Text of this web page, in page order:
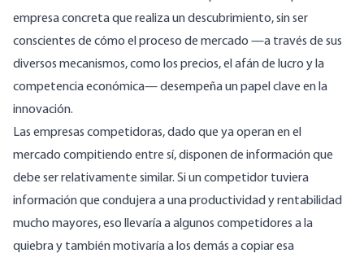
empresa concreta que realiza un descubrimiento, sin ser
conscientes de cómo el proceso de mercado —a través de sus
diversos mecanismos, como los precios, el afán de lucro y la
competencia económica— desempeña un papel clave en la
innovación.
Las empresas competidoras, dado que ya operan en el
mercado compitiendo entre sí, disponen de información que
debe ser relativamente similar. Si un competidor tuviera
información que condujera a una productividad y rentabilidad
mucho mayores, eso llevaría a algunos competidores a la
quiebra y también motivaría a los demás a copiar esa